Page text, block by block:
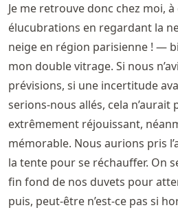
Je me retrouve donc chez moi, à
élucubrations en regardant la
neige en région parisienne ! —
mon double vitrage. Si nous
prévisions, si une incertitude
serions-nous allés, cela n’aurait
extrêmement réjouissant,
mémorable. Nous aurions pris
la tente pour se réchauffer. On
fin fond de nos duvets pour
puis, peut-être n’est-ce pas si